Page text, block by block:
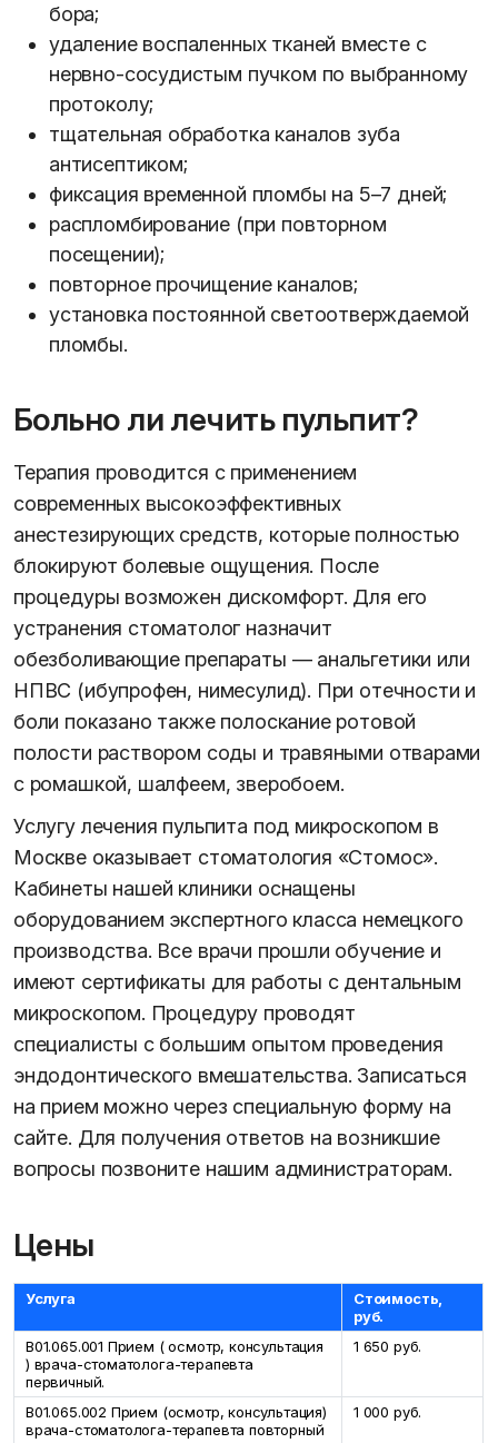
бора;
удаление воспаленных тканей вместе с
нервно-сосудистым пучком по выбранному
протоколу;
тщательная обработка каналов зуба
антисептиком;
фиксация временной пломбы на 5–7 дней;
распломбирование (при повторном
посещении);
повторное прочищение каналов;
установка постоянной светоотверждаемой
пломбы.
Больно ли лечить пульпит?
Терапия проводится с применением
современных высокоэффективных
анестезирующих средств, которые полностью
блокируют болевые ощущения. После
процедуры возможен дискомфорт. Для его
устранения стоматолог назначит
обезболивающие препараты — анальгетики или
НПВС (ибупрофен, нимесулид). При отечности и
боли показано также полоскание ротовой
полости раствором соды и травяными отварами
с ромашкой, шалфеем, зверобоем.
Услугу лечения пульпита под микроскопом в
Москве оказывает стоматология «Стомос».
Кабинеты нашей клиники оснащены
оборудованием экспертного класса немецкого
производства. Все врачи прошли обучение и
имеют сертификаты для работы с дентальным
микроскопом. Процедуру проводят
специалисты с большим опытом проведения
эндодонтического вмешательства. Записаться
на прием можно через специальную форму на
сайте. Для получения ответов на возникшие
вопросы позвоните нашим администраторам.
Цены
Услуга
Стоимость,
руб.
В01.065.001 Прием ( осмотр, консультация
) врача-стоматолога-терапевта
первичный.
1 650 руб.
B01.065.002 Прием (осмотр, консультация)
врача-стоматолога-терапевта повторный
1 000 руб.